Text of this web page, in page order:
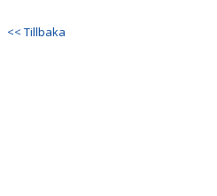
<< Tillbaka